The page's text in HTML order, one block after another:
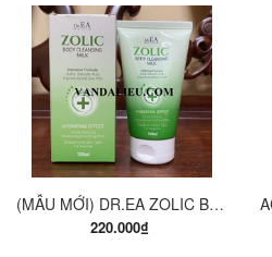
(MẪU MỚI) DR.EA ZOLIC BODY CLEANSING MILK 150ML. SỮA TẮM Y KHOA
220.000₫